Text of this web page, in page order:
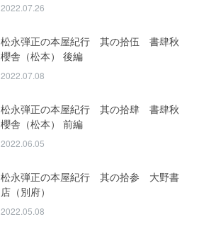
2022.07.26
松永弾正の本屋紀行 其の拾伍 書肆秋
櫻舎（松本） 後編
2022.07.08
松永弾正の本屋紀行 其の拾肆 書肆秋
櫻舎（松本） 前編
2022.06.05
松永弾正の本屋紀行 其の拾参 大野書
店（別府）
2022.05.08